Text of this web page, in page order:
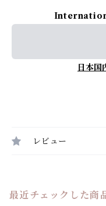
日本国
レビュー
最近チェックした商